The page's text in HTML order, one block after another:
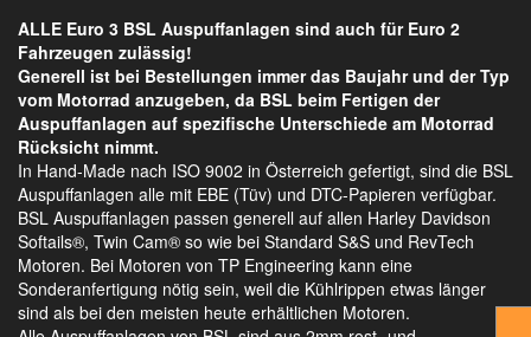
ALLE Euro 3 BSL Auspuffanlagen sind auch für Euro 2
Fahrzeugen zulässig!
Generell ist bei Bestellungen immer das Baujahr und der Typ
vom Motorrad anzugeben, da BSL beim Fertigen der
Auspuffanlagen auf spezifische Unterschiede am Motorrad
Rücksicht nimmt.
In Hand-Made nach ISO 9002 in Österreich gefertigt, sind die BSL
Auspuffanlagen alle mit EBE (Tüv) und DTC-Papieren verfügbar.
BSL Auspuffanlagen passen generell auf allen Harley Davidson
Softails®, Twin Cam® so wie bei Standard S&S und RevTech
Motoren. Bei Motoren von TP Engineering kann eine
Sonderanfertigung nötig sein, weil die Kühlrippen etwas länger
sind als bei den meisten heute erhältlichen Motoren.